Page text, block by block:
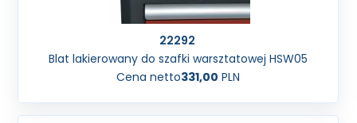
22292
Blat lakierowany do szafki warsztatowej HSW05
Cena netto331,00 PLN